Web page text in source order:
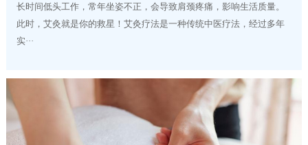
长时间低头工作，常年坐姿不正，会导致肩颈疼痛，影响生活质量。
此时，艾灸就是你的救星！艾灸疗法是一种传统中医疗法，经过多年
实···